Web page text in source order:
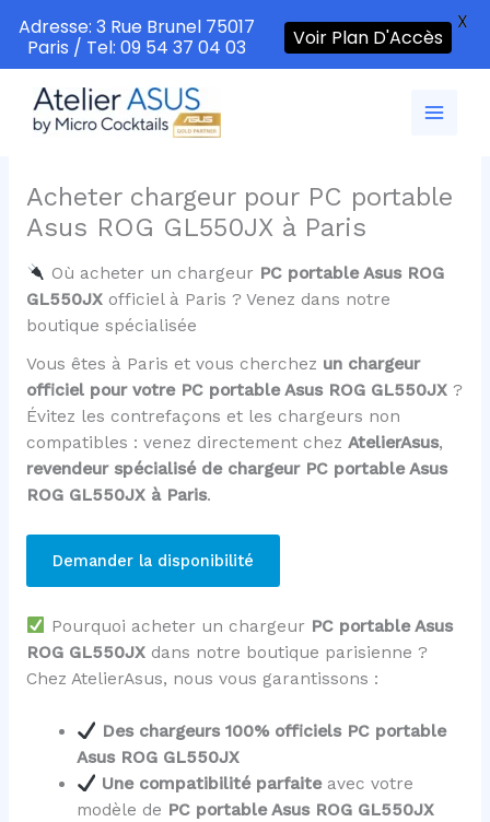
contenu
Acheter chargeur pour PC portable
Asus ROG GL550JX à Paris
Où acheter un chargeur PC portable Asus ROG
GL550JXofficiel à Paris ? Venez dans notre
boutique spécialisée
Vous êtes à Paris et vous cherchez un chargeur
officiel pour votre PC portable Asus ROG GL550JX?
Évitez les contrefaçons et les chargeurs non
compatibles : venez directement chez AtelierAsus,
revendeur spécialisé de chargeur PC portable Asus
ROG GL550JX à Paris.
Demander la disponibilité
Pourquoi acheter un chargeur PC portable Asus
ROG GL550JXdans notre boutique parisienne ?
Chez AtelierAsus, nous vous garantissons :
Des chargeurs 100% officiels PC portable
Asus ROG GL550JX
Une compatibilité parfaiteavec votre
modèle de PC portable Asus ROG GL550JX
Adresse: 3 Rue Brunel 75017
Paris / Tel: 09 54 37 04 03
Voir Plan D'Accès
X